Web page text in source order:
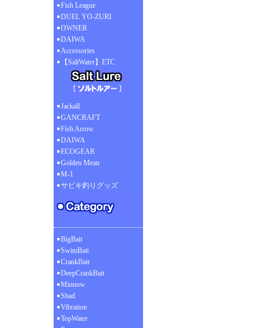
Fish League
DUEL YO-ZURI
OWNER
DAIWA
Accessories
【SaltWater】ETC
Jackall
GANCRAFT
Fish Arrow
DAIWA
ECOGEAR
Golden Mean
M-1
サビキ釣りグッズ
BigBait
SwimBait
CrankBait
DeepCrankBait
Minnow
Shad
Vibration
TopWater